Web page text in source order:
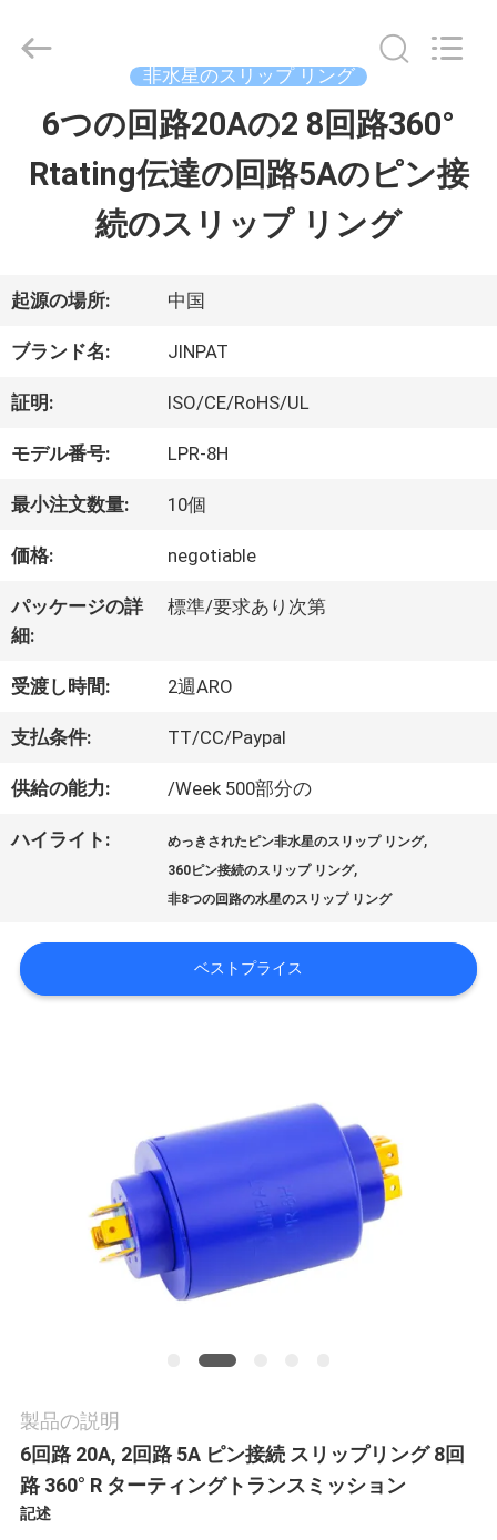
VR
シ
ョ
ー
私
達
に
つ
い
場
旅
達
に
連
非水星のスリップ リング
6つの回路20Aの2 8回路360°
Rtating伝達の回路5Aのピン接
続のスリップ リング
起源の場所: 中国
ブランド名: JINPAT
証明: ISO/CE/RoHS/UL
モデル番号: LPR-8H
最小注文数量: 10個
価格: negotiable
パッケージの詳
細:
標準/要求あり次第
受渡し時間: 2週ARO
支払条件: TT/CC/Paypal
供給の能力: /Week 500部分の
ハイライト: めっきされたピン非水星のスリップ リング,
360ピン接続のスリップ リング,
非8つの回路の水星のスリップ リング
ベストプライス
製品の説明
6回路 20A, 2回路 5A ピン接続 スリップリング 8回
路 360° R ターティングトランスミッション
記述